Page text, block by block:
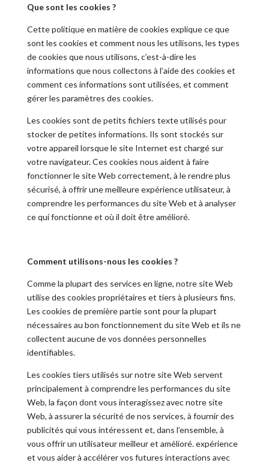
Que sont les cookies ?
Cette politique en matière de cookies explique ce que
sont les cookies et comment nous les utilisons, les types
de cookies que nous utilisons, c’est-à-dire les
informations que nous collectons à l’aide des cookies et
comment ces informations sont utilisées, et comment
gérer les paramètres des cookies.
Les cookies sont de petits fichiers texte utilisés pour
stocker de petites informations. Ils sont stockés sur
votre appareil lorsque le site Internet est chargé sur
votre navigateur. Ces cookies nous aident à faire
fonctionner le site Web correctement, à le rendre plus
sécurisé, à offrir une meilleure expérience utilisateur, à
comprendre les performances du site Web et à analyser
ce qui fonctionne et où il doit être amélioré.
Comment utilisons-nous les cookies ?
Comme la plupart des services en ligne, notre site Web
utilise des cookies propriétaires et tiers à plusieurs fins.
Les cookies de première partie sont pour la plupart
nécessaires au bon fonctionnement du site Web et ils ne
collectent aucune de vos données personnelles
identifiables.
Les cookies tiers utilisés sur notre site Web servent
principalement à comprendre les performances du site
Web, la façon dont vous interagissez avec notre site
Web, à assurer la sécurité de nos services, à fournir des
publicités qui vous intéressent et, dans l’ensemble, à
vous offrir un utilisateur meilleur et amélioré. expérience
et vous aider à accélérer vos futures interactions avec